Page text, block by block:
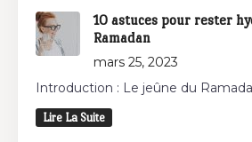
10 astuces pour rester
Ramadan
mars 25, 2023
Introduction : Le jeûne du
Lire La Suite